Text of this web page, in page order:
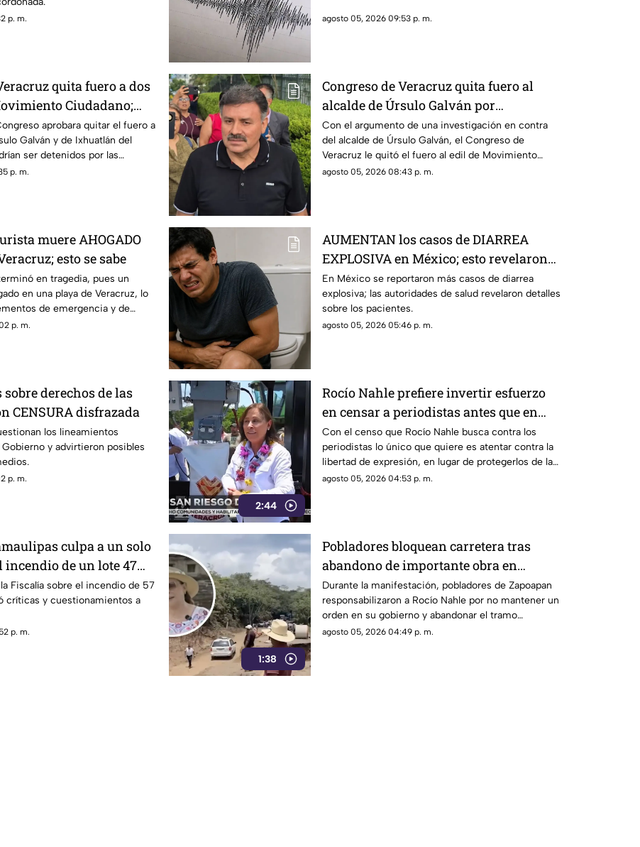
p. m. agosto 05, 2026 09:53 p. m.
quita fuero a dos
Ciudadano;
aprobara quitar el fuero a
Galván y de Ixhuatlán del
ser detenidos por las
acusado de desaparición y el
p. m.
Congreso de Veracruz quita fuero al
alcalde de Úrsulo Galván por
investigación en su contra ¿De qué lo
acusan?
Con el argumento de una investigación en contra
del alcalde de Úrsulo Galván, el Congreso de
Veracruz le quitó el fuero al edil de Movimiento
Ciudadano.
agosto 05, 2026 08:43 p. m.
muere AHOGADO
esto se sabe
en tragedia, pues un
en una playa de Veracruz, lo
de emergencia y de
p. m.
AUMENTAN los casos de DIARREA
EXPLOSIVA en México; esto revelaron
de los pacientes
En México se reportaron más casos de diarrea
explosiva; las autoridades de salud revelaron detalles
sobre los pacientes.
agosto 05, 2026 05:46 p. m.
derechos de las
CENSURA disfrazada
los lineamientos
y advirtieron posibles
p. m.
2:44
Rocío Nahle prefiere invertir esfuerzo
en censar a periodistas antes que en
protegerlos de la violencia
Con el censo que Rocío Nahle busca contra los
periodistas lo único que quiere es atentar contra la
libertad de expresión, en lugar de protegerlos de las
agresiones que se han registrado en la entidad.
agosto 05, 2026 04:53 p. m.
culpa a un solo
incendio de un lote 47
Fiscalía sobre el incendio de 57
críticas y cuestionamientos a
p. m.
1:38
Pobladores bloquean carretera tras
abandono de importante obra en
Catemaco; exigen solución de Rocío
Nahle
Durante la manifestación, pobladores de Zapoapan
responsabilizaron a Rocío Nahle por no mantener un
orden en su gobierno y abandonar el tramo
carretero que se encontraba en obra.
agosto 05, 2026 04:49 p. m.